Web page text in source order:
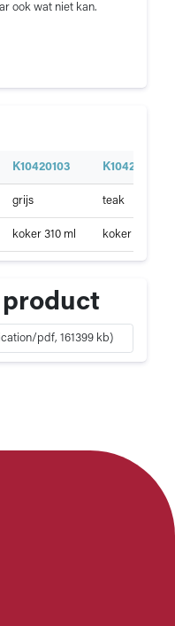
ook wat niet kan.
K10420103 K10420104
grijs teak
koker 310 ml koker 310 ml
pdf, 161399 kb)